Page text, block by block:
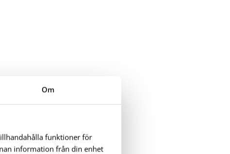
Om
funktioner för
information från din enhet